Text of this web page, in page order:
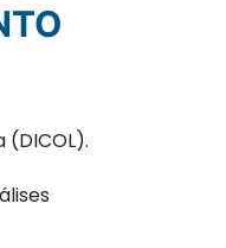
(DICOL).